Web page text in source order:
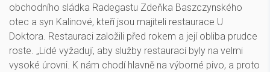
obchodního sládka Radegastu Zdeňka Baszczynského
otec a syn Kalinové, kteří jsou majiteli restaurace U
Doktora. Restauraci založili před rokem a její obliba prudce
roste. „Lidé vyžadují, aby služby restaurací byly na velmi
vysoké úrovni. K nám chodí hlavně na výborné pivo, a proto